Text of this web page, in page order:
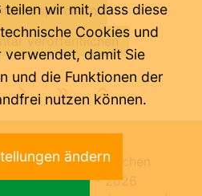
der Deutschen
Bozen 2000 -2026
teilen wir mit, dass diese
Cookies und
damit Sie
und die Funktionen der
nutzen können.
ändern